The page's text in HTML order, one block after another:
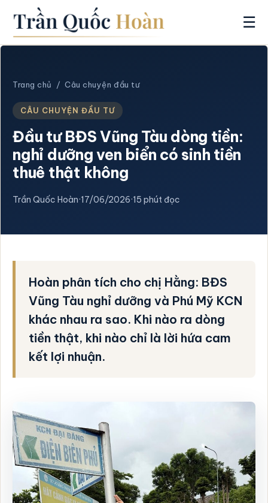
☰
Trang chủ /Câu chuyện đầu tư
CÂU CHUYỆN ĐẦU TƯ
Đầu tư BĐS Vũng Tàu dòng tiền:
nghỉ dưỡng ven biển có sinh tiền
thuê thật không
Trần Quốc Hoàn·17/06/2026·15 phút đọc
Hoàn phân tích cho chị Hằng: BĐS
Vũng Tàu nghỉ dưỡng và Phú Mỹ KCN
khác nhau ra sao. Khi nào ra dòng
tiền thật, khi nào chỉ là lời hứa cam
kết lợi nhuận.